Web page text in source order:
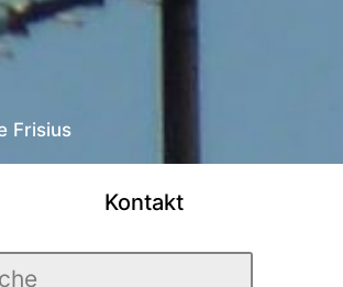
Frisius
Kontakt